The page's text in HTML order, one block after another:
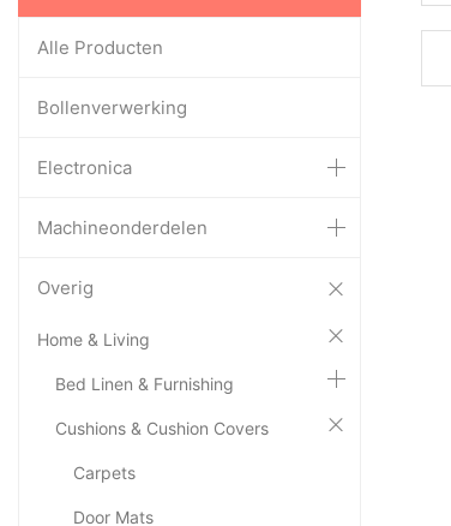
Alle Producten
Bollenverwerking
Electronica
Machineonderdelen
Overig
Home & Living
Bed Linen & Furnishing
Cushions & Cushion Covers
Carpets
Door Mats